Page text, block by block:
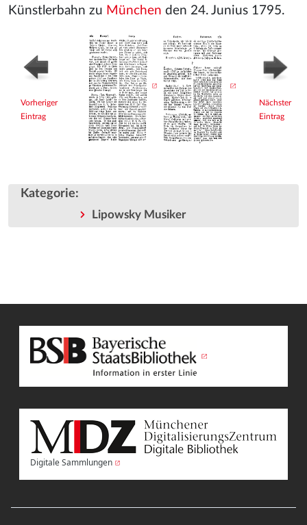
Künstlerbahn zu München den 24. Junius 1795.
Vorheriger
Eintrag
Nächster
Eintrag
Kategorie:
Lipowsky Musiker
Digitale Sammlungen